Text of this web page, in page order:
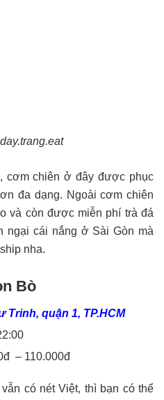
cơm chiên ở đây được phục
đa dạng. Ngoài cơm chiên
và còn được miễn phí trà đá
ngại cái nắng ở Sài Gòn mà
nha.
Bò
Trinh, quận 1, TP.HCM
– 110.000đ
có nét Việt, thì bạn có thể